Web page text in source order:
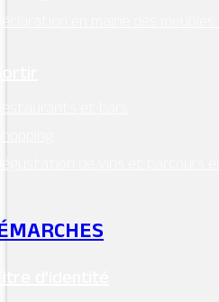
en mairie des meublés
et bars
de vins et parcours en
d’identité